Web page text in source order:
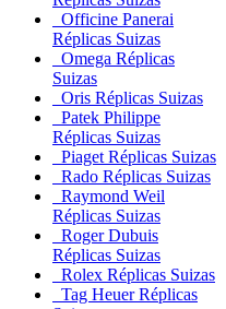
Officine Panerai
Réplicas Suizas
Omega Réplicas
Suizas
Oris Réplicas Suizas
Patek Philippe
Réplicas Suizas
Piaget Réplicas Suizas
Rado Réplicas Suizas
Raymond Weil
Réplicas Suizas
Roger Dubuis
Réplicas Suizas
Rolex Réplicas Suizas
Tag Heuer Réplicas